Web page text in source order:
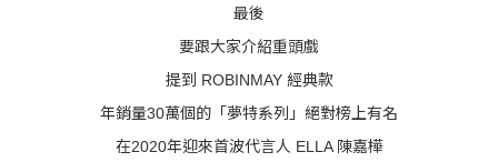
最後
要跟大家介紹重頭戲
提到 ROBINMAY 經典款
年銷量30萬個的「夢特系列」絕對榜上有名
在2020年迎來首波代言人 ELLA 陳嘉樺